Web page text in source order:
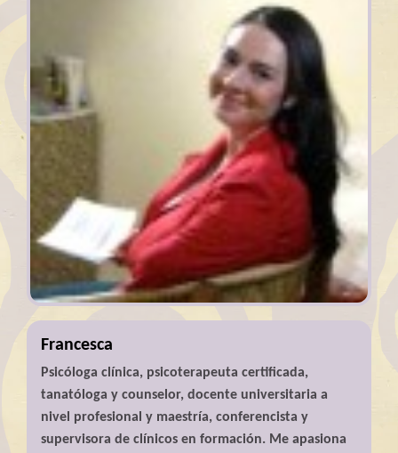
Francesca
Psicóloga clínica, psicoterapeuta certificada,
tanatóloga y counselor, docente universitaria a
nivel profesional y maestría, conferencista y
supervisora de clínicos en formación. Me apasiona